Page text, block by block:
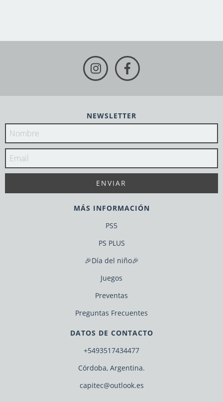
NEWSLETTER
MÁS INFORMACIÓN
PS5
PS PLUS
🎉Día del niño🎉
Juegos
Preventas
Preguntas Frecuentes
DATOS DE CONTACTO
+5493517434477
Córdoba, Argentina.
capitec@outlook.es